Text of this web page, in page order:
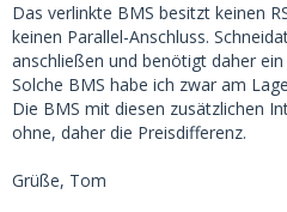
Das verlinkte BMS besitzt keinen
keinen Parallel-Anschluss.
anschließen und benötigt daher
Solche BMS habe ich zwar am
Die BMS mit diesen zusätzlichen
ohne, daher die Preisdifferenz.
Grüße, Tom